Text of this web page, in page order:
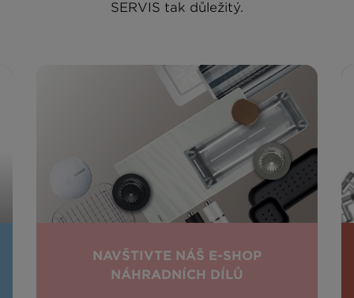
SERVIS tak důležitý.
NAVŠTIVTE NÁŠ E-SHOP
NÁHRADNÍCH DÍLŮ